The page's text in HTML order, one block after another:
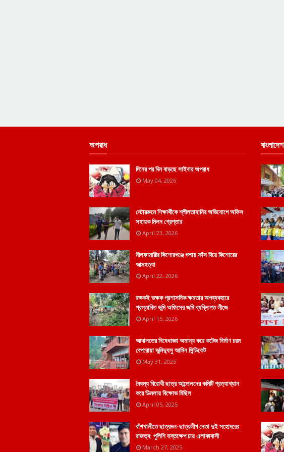
অপরাধ
দিনের পর দিন বাড়ছে সাইবার অপরাধ
May 04, 2026
স্টোররুমে শিক্ষার্থীকে শ্লীলতাহানির অভিযোগে অফিস
সহায়ক মিলন গ্রেপ্তার
April 23, 2026
নীলফামারীর কিশোরগঞ্জে গলায় ফাঁস দিয়ে কিশোরের
আত্মহত্যা
April 22, 2026
রক্ষকই ভক্ষক প্রশাসনিক ক্ষমতার অপব্যবহারে
প্রস্তাবিত ভূমি অফিসের জমি ব্যক্তিগত লীজে
April 15, 2026
আদালতের নিষেধাজ্ঞা অমান্য করে কটেজ নির্মাণ চরম
বেপরোয়া ভুমিদ্যুসু আমিন সিন্ডিকেট
May 31, 2025
বৈষম্য বিরোধী ছাত্র আন্দোলনের কমিটি প্রত্যাখ্যান
করে ডিমলায় বিক্ষোভ মিছিল
April 05, 2025
বাঁশখালীতে ছাত্রদল-ছাত্রলীগ নেতা দুই সহোদরের
রাজত্ব: পুলিশি হস্তক্ষেপ চায় এলাকাবাসী
March 27, 2025
বাংলাদেশ